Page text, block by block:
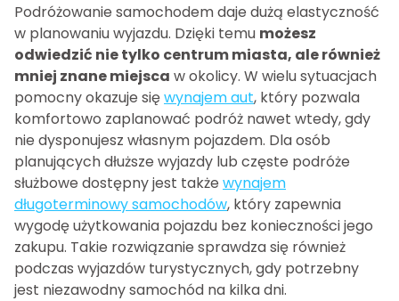
Podróżowanie samochodem daje dużą elastyczność
w planowaniu wyjazdu. Dzięki temu możesz
odwiedzić nie tylko centrum miasta, ale również
mniej znane miejsca w okolicy. W wielu sytuacjach
pomocny okazuje sięwynajem aut, który pozwala
komfortowo zaplanować podróż nawet wtedy, gdy
nie dysponujesz własnym pojazdem. Dla osób
planujących dłuższe wyjazdy lub częste podróże
służbowe dostępny jest także wynajem
długoterminowy samochodów, który zapewnia
wygodę użytkowania pojazdu bez konieczności jego
zakupu. Takie rozwiązanie sprawdza się również
podczas wyjazdów turystycznych, gdy potrzebny
jest niezawodny samochód na kilka dni.